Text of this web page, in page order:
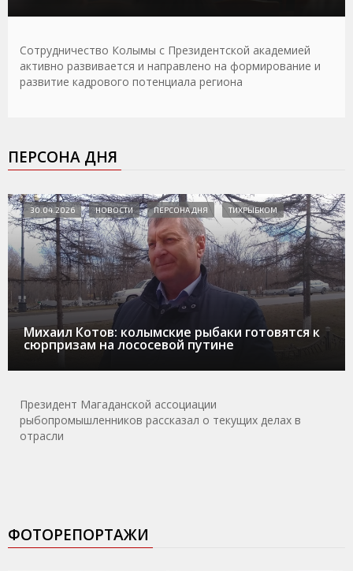
Сотрудничество Колымы с Президентской академией
активно развивается и направлено на формирование и
развитие кадрового потенциала региона
ПЕРСОНА ДНЯ
Михаил Котов: колымские рыбаки готовятся к
сюрпризам на лососевой путине
30.04.2026 НОВОСТИ ПЕРСОНА ДНЯ ТИХРЫБКОМ
Президент Магаданской ассоциации
рыбопромышленников рассказал о текущих делах в
отрасли
ФОТОРЕПОРТАЖИ